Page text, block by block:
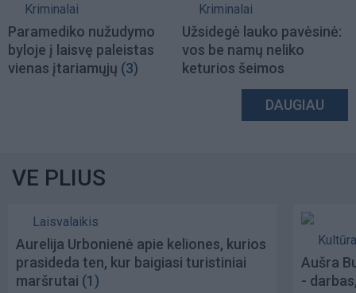
Kriminalai
Paramediko nužudymo
byloje į laisvę paleistas
vienas įtariamųjų (3)
Kriminalai
Užsidegė lauko pavėsinė:
vos be namų neliko
keturios šeimos
DAUGIAU
VE PLIUS
Laisvalaikis
Aurelija Urbonienė apie keliones, kurios
prasideda ten, kur baigiasi turistiniai
maršrutai (1)
Kultūra
Aušra
-